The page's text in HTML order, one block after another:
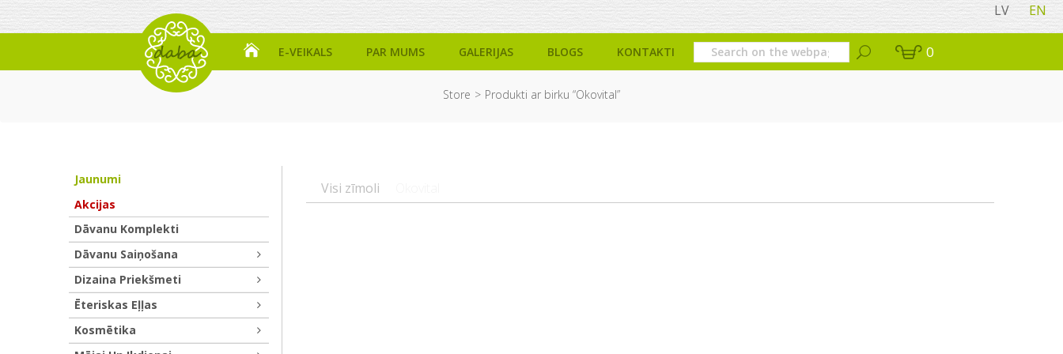
LV EN
E-VEIKALS PAR MUMS GALERIJAS BLOGS KONTAKTI 0
Store Produkti ar birku “Okovital”
Visi zīmoli
Jaunumi
Akcijas
Dāvanu Komplekti
Dāvanu Saiņošana
Dizaina Priekšmeti
Ēteriskas Eļļas
Kosmētika